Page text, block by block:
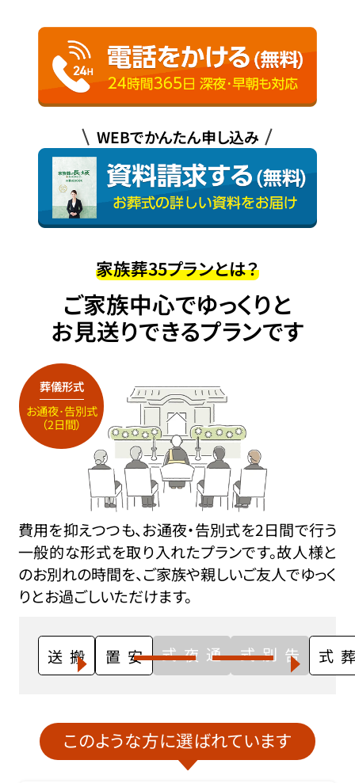
WEBでかんたん申し込み
家族葬35プランとは？
ご家族中心でゆっくりと
お見送りできるプランです
葬儀形式
お通夜･告別式
（2日間）
費用を抑えつつも、お通夜・告別式を2日間で行う
一般的な形式を取り入れたプランです。故人様と
のお別れの時間を、ご家族や親しいご友人でゆっく
りとお過ごしいただけます。
搬送 安置 通夜式 告別式 火葬式
このような方に選ばれています